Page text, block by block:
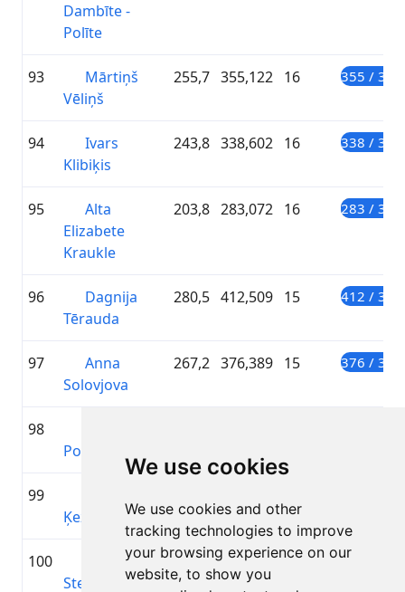
We use cookies
We use cookies and other
tracking technologies to improve
your browsing experience on our
website, to show you
Dambīte -
Polīte
93
Mārtiņš
Vēliņš
255,7 355,122 16 355 /
94
Ivars
Klibiķis
243,8 338,602 16 338 /
95
Alta
Elizabete
Kraukle
203,8 283,072 16 283 /
96
Dagnija
Tērauda
280,5 412,509 15 412 /
97
Anna
Solovjova
267,2 376,389 15 376 /
98
Pobusa
99
Ķezbere
100
Stepe
237,8 330,265 15 330 /